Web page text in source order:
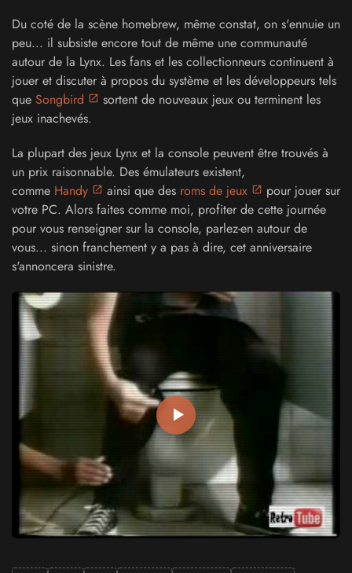
Du coté de la scène homebrew, même constat, on s'ennuie un
peu... il subsiste encore tout de même une communauté
autour de la Lynx. Les fans et les collectionneurs continuent à
jouer et discuter à propos du système et les développeurs tels
que Songbird
sortent de nouveaux jeux ou terminent les
jeux inachevés.
La plupart des jeux Lynx et la console peuvent être trouvés à
un prix raisonnable. Des émulateurs existent,
comme Handy ainsi que des roms de jeux
pour jouer sur
votre PC. Alors faites comme moi, profiter de cette journée
pour vous renseigner sur la console, parlez-en autour de
vous... sinon franchement y a pas à dire, cet anniversaire
s'annoncera sinistre.